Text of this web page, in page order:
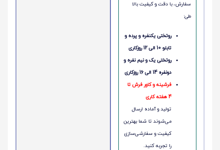
سفارش، با دقت و کیفیت بالا
طی:
روتختی یکنفره و پرده و
تابلو 10 الی 12 روزکاری
روتختی یک و نیم نفره و
دونفره 14 الی 16 روزکاری
فرشینه و کاور فرش تا
4 هفته کاری
تولید و آماده ارسال
می‌شوند تا شما بهترین
کیفیت و سفارشی‌سازی
را تجربه کنید.